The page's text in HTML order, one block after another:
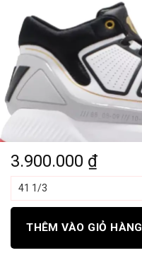
3.900.000 ₫
THÊM VÀO GIỎ HÀNG